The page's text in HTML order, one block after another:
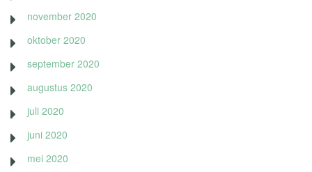
november 2020
oktober 2020
september 2020
augustus 2020
juli 2020
juni 2020
mei 2020